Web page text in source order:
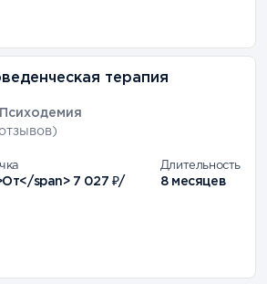
терапия
Психодемия
span> 7 027 ₽/
Длительность
8 месяцев